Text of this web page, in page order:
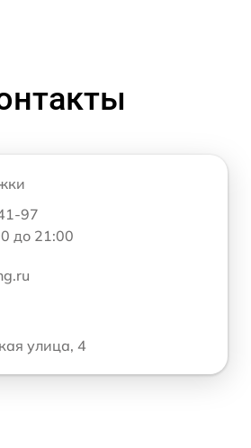
97
до 21:00
улица, 4